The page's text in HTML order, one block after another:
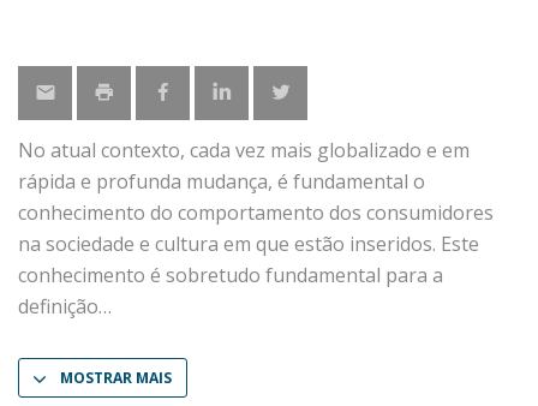
No atual contexto, cada vez mais globalizado e em
rápida e profunda mudança, é fundamental o
conhecimento do comportamento dos consumidores
na sociedade e cultura em que estão inseridos. Este
conhecimento é sobretudo fundamental para a
definição
MOSTRAR MAIS